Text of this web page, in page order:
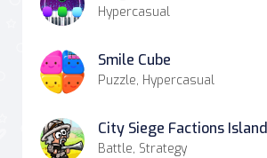
Hypercasual
Smile Cube
Puzzle, Hypercasual
City Siege Factions Island
Battle, Strategy